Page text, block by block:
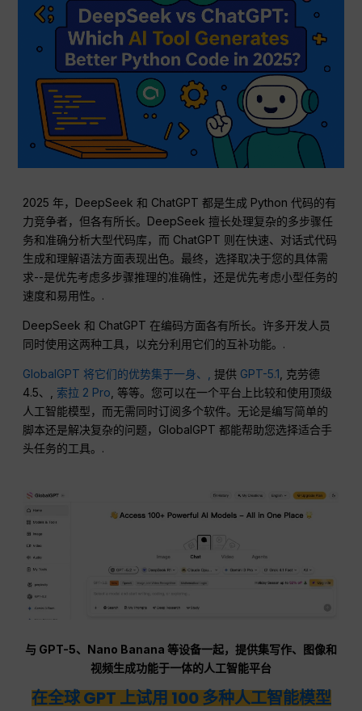
2025 年，DeepSeek 和 ChatGPT 都是生成 Python 代码的有
力竞争者，但各有所长。DeepSeek 擅长处理复杂的多步骤任
务和准确分析大型代码库，而 ChatGPT 则在快速、对话式代码
生成和理解语法方面表现出色。最终，选择取决于您的具体需
求--是优先考虑多步骤推理的准确性，还是优先考虑小型任务的
速度和易用性。.
DeepSeek 和 ChatGPT 在编码方面各有所长。许多开发人员
同时使用这两种工具，以充分利用它们的互补功能。.
GlobalGPT 将它们的优势集于一身、, 提供 GPT-5.1, 克劳德
4.5、, 索拉 2 Pro, 等等。您可以在一个平台上比较和使用顶级
人工智能模型，而无需同时订阅多个软件。无论是编写简单的
脚本还是解决复杂的问题，GlobalGPT 都能帮助您选择适合手
头任务的工具。.
与 GPT-5、Nano Banana 等设备一起，提供集写作、图像和
视频生成功能于一体的人工智能平台
在全球 GPT 上试用 100 多种人工智能模型